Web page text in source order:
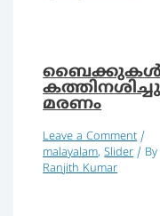
മരണം
Leave a Comment /
malayalam,Slider/ By
Ranjith Kumar